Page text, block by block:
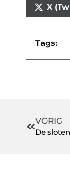
X
Tags:
VORIG
De